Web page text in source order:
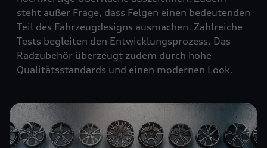
steht außer Frage, dass Felgen einen bedeutenden
Teil des Fahrzeugdesigns ausmachen. Zahlreiche
Tests begleiten den Entwicklungsprozess. Das
Radzubehör überzeugt zudem durch hohe
Qualitätsstandards und einen modernen Look.